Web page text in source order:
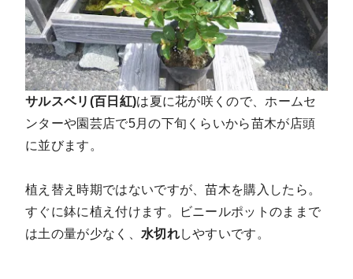
サルスベリ(百日紅)は夏に花が咲くので、ホームセ
ンターや園芸店で5月の下旬くらいから苗木が店頭
に並びます。
植え替え時期ではないですが、苗木を購入したら。
すぐに鉢に植え付けます。ビニールポットのままで
は土の量が少なく、 水切れしやすいです。